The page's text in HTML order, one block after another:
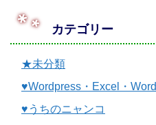
カテゴリー
★未分類
♥Wordpress・Excel・Word
♥うちのニャンコ